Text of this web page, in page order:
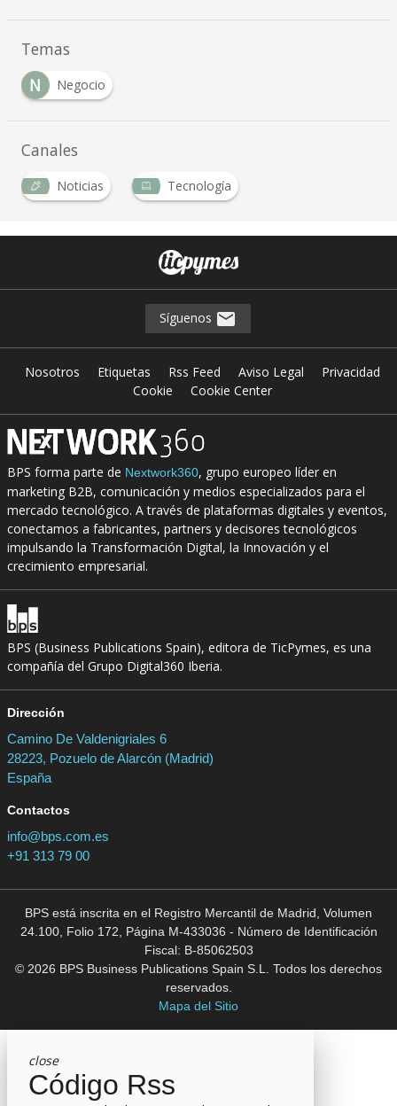
Temas
N
Negocio
Canales
Noticias Tecnología
Síguenos
Nosotros Etiquetas Rss Feed Aviso Legal
Privacidad
Cookie
Cookie Center
BPS forma parte de Nextwork360, grupo europeo líder en
marketing B2B, comunicación y medios especializados para el
mercado tecnológico. A través de plataformas digitales y eventos,
conectamos a fabricantes, partners y decisores tecnológicos
impulsando la Transformación Digital, la Innovación y el
crecimiento empresarial.
BPS (Business Publications Spain), editora de TicPymes, es una
compañía del Grupo Digital360 Iberia.
Dirección
Camino De Valdenigriales 6
28223, Pozuelo de Alarcón (Madrid)
España
Contactos
info@bps.com.es
+91 313 79 00
BPS está inscrita en el Registro Mercantil de Madrid, Volumen
24.100, Folio 172, Página M-433036 - Número de Identificación
Fiscal: B-85062503
© 2026 BPS Business Publications Spain S.L. Todos los derechos
reservados.
Mapa del Sitio
close
Código Rss